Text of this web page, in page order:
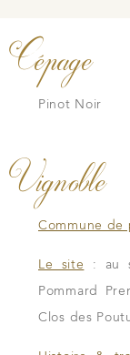
Cépage
Pinot Noir
Vignoble
Commune de
Le site : au
Pommard
Clos des